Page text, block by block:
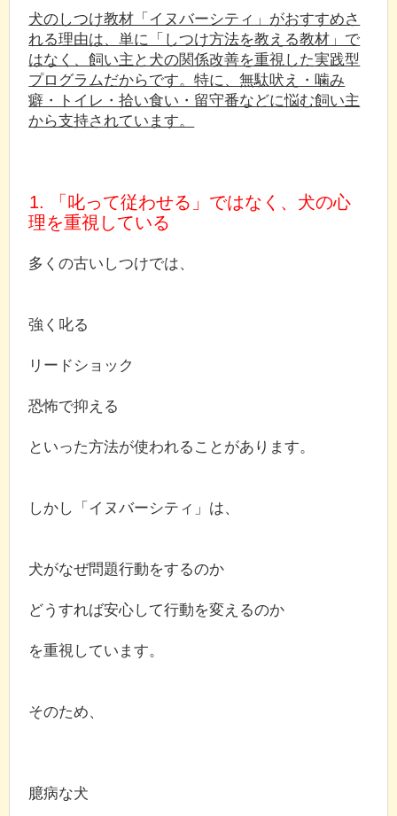
犬のしつけ教材「イヌバーシティ」がおすすめさ
れる理由は、単に「しつけ方法を教える教材」で
はなく、飼い主と犬の関係改善を重視した実践型
プログラムだからです。特に、無駄吠え・噛み
癖・トイレ・拾い食い・留守番などに悩む飼い主
から支持されています。
1. 「叱って従わせる」ではなく、犬の心
理を重視している
多くの古いしつけでは、
強く叱る
リードショック
恐怖で抑える
といった方法が使われることがあります。
しかし「イヌバーシティ」は、
犬がなぜ問題行動をするのか
どうすれば安心して行動を変えるのか
を重視しています。
そのため、
臆病な犬